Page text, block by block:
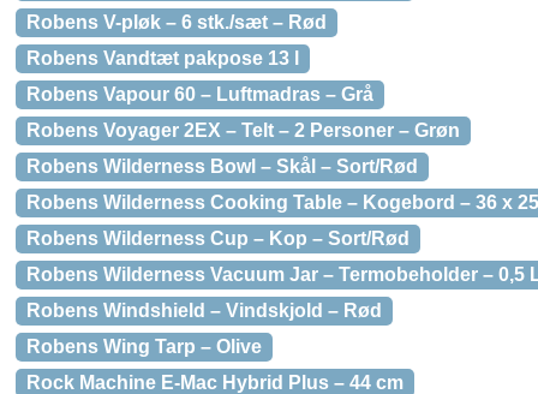
Robens V-pløk – 6 stk./sæt – Rød
Robens Vandtæt pakpose 13 l
Robens Vapour 60 – Luftmadras – Grå
Robens Voyager 2EX – Telt – 2 Personer – Grøn
Robens Wilderness Bowl – Skål – Sort/Rød
Robens Wilderness Cooking Table – Kogebord – 36 x
Robens Wilderness Cup – Kop – Sort/Rød
Robens Wilderness Vacuum Jar – Termobeholder – 0,5
Robens Windshield – Vindskjold – Rød
Robens Wing Tarp – Olive
Rock Machine E-Mac Hybrid Plus – 44 cm